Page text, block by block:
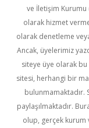
ve İletişim Kurumu
olarak hizmet
olarak denetleme
Ancak, üyelerimiz
siteye üye olarak
sitesi, herhangi bir
bulunmamaktadır.
paylaşılmaktadır.
olup, gerçek kurum